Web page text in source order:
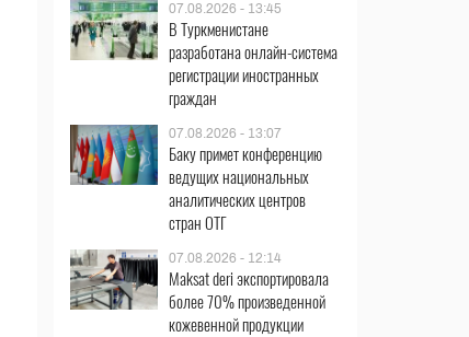
07.08.2026 - 13:45
В Туркменистане
разработана онлайн-система
регистрации иностранных
граждан
07.08.2026 - 13:07
Баку примет конференцию
ведущих национальных
аналитических центров
стран ОТГ
07.08.2026 - 12:14
Maksat deri экспортировала
более 70% произведенной
кожевенной продукции